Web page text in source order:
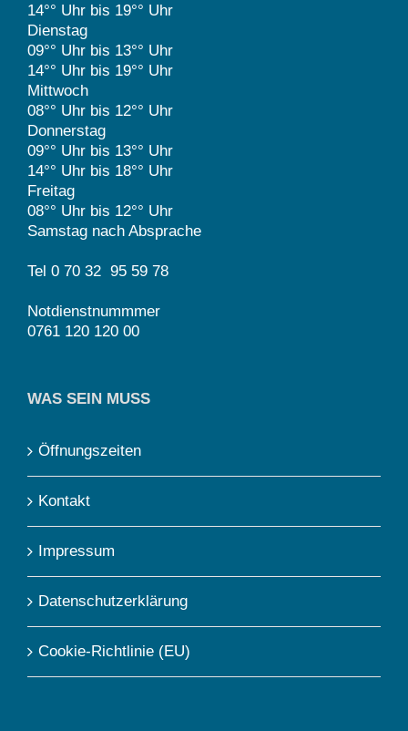
14°° Uhr bis 19°° Uhr
Dienstag
09°° Uhr bis 13°° Uhr
14°° Uhr bis 19°° Uhr
Mittwoch
08°° Uhr bis 12°° Uhr
Donnerstag
09°° Uhr bis 13°° Uhr
14°° Uhr bis 18°° Uhr
Freitag
08°° Uhr bis 12°° Uhr
Samstag nach Absprache
Tel 0 70 32 95 59 78
Notdienstnummmer
0761 120 120 00
WAS SEIN MUSS
Öffnungszeiten
Kontakt
Impressum
Datenschutzerklärung
Cookie-Richtlinie (EU)